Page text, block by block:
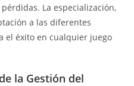
La especialización,
a las diferentes
el éxito en cualquier juego
la Gestión del